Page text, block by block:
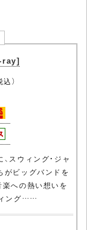
ray]
）
スウィング・ジャ
がビッグバンドを
への熱い想いを
ィング……